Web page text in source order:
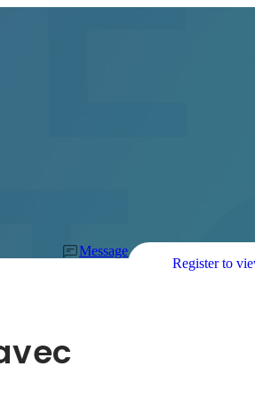
Message
Register to